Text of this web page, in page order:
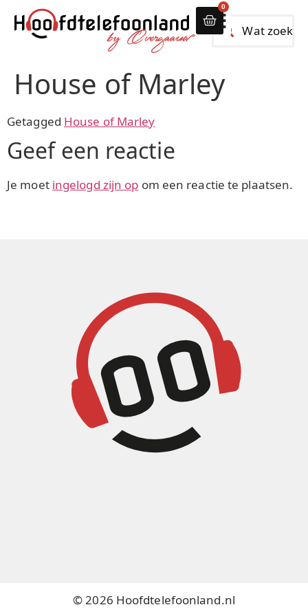
0
House of Marley
Getagged House of Marley
Geef een reactie
Je moet ingelogd zijn op om een reactie te plaatsen.
© 2026 Hoofdtelefoonland.nl